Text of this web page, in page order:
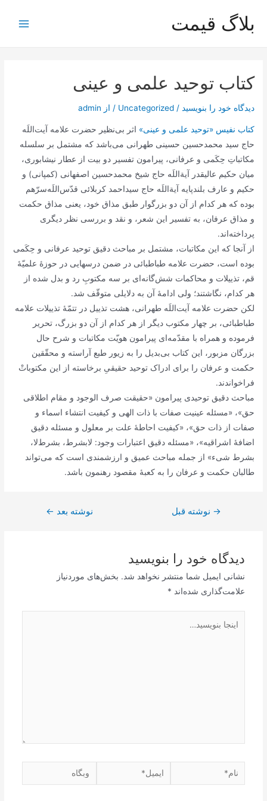
محتوا
بلاگ قیمت
کتاب توحید علمی و عینی
دیدگاه‌ خود را بنویسید /
Uncategorized / از admin
کتاب نفیس «توحید علمی و عینی» اثر بی‌نظیر حضرت علامه آیت‌اللَه
حاج سید محمدحسین حسینی طهرانی می‌باشد که مشتمل بر سلسله
مکاتباتِ حِکَمی و عرفانی، پیرامون تفسیر دو بیت از عطار نیشابوری،
میان حکیم عالیقدر آیة‌اللَه حاج شیخ محمدحسین اصفهانی (کمپانی) و
حکیم و عارف بلندپایه آیة‌اللَه حاج سیداحمد کربلائی قدّس‌اللَه‌سرّهم
بوده که هر کدام از آن دو بزرگوار طبق مذاق خود، یعنی مذاق حکمت
و مذاق عرفان، به تفسیر این شعر، و نقد و بررسی نظر دیگری
پرداخته‌اند.
از آنجا که این مکاتبات، مشتمل بر مباحث دقیق توحید عرفانی و حِکَمی
بوده است، حضرت علامه طباطبائی در ضمن درسهایی در حوزۀ علمیّۀ
قم، تذییلات و محاکمات شش‌گانه‌ای بر سه مکتوبِ رد و بدل شده از
هر کدام، نگاشتند؛ ولی ادامۀ آن به دلایلی متوقّف شد.
لکن حضرت علامه آیت‌اللَه طهرانی، هشت تذییل در تتمّۀ تذییلات علامه
طباطبائی، بر چهار مکتوب دیگر از هر کدام از آن دو بزرگ، تحریر
فرموده و همراه با مقدّمه‌ای پیرامون هویّت مکاتبات و شرح حال
بزرگان مزبور، این کتاب بی‌بدیل را به زیور طبع آراسته و محقّقین
حکمت و عرفان را برای ادراک توحید حقیقیِ برخاسته از این مکتوباتْ
فراخواندند.
مباحث دقیق توحیدی پیرامون «حقیقت صرف الوجود و مقام اطلاقی
حق»، «مسئله عینیت صفات با ذات الهی و کیفیت انتشاء اسماء و
صفات از ذات حق»، «کیفیت احاطۀ علت بر معلول و مسئله دقیق
اضافۀ اشراقیه»، «مسئله دقیق اعتبارات وجود: لابشرط، بشرط‌لا،
بشرط شیء» از جمله مباحث عمیق و ارزشمندی است که می‌تواند
طالبان حکمت و عرفان را به کعبۀ مقصود رهنمون باشد.
راهبری
→ نوشته قبل نوشته بعد ←
دیدگاه‌ خود را بنویسید
نشانی ایمیل شما منتشر نخواهد شد. بخش‌های موردنیاز
علامت‌گذاری شده‌اند *
بنویسید…
نام* ایمیل* وبگاه